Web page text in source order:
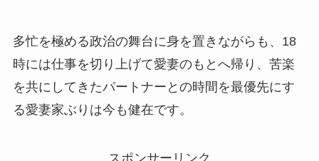
多忙を極める政治の舞台に身を置きながらも、18
時には仕事を切り上げて愛妻のもとへ帰り、苦楽
を共にしてきたパートナーとの時間を最優先にす
る愛妻家ぶりは今も健在です。